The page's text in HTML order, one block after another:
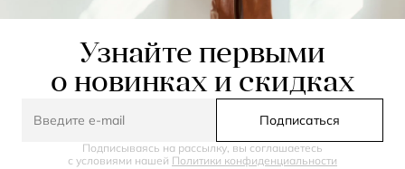
Узнайте первыми
о новинках и скидках
Подписаться
Подписываясь на рассылку, вы соглашаетесь
с условиями нашей Политики конфиденциальности